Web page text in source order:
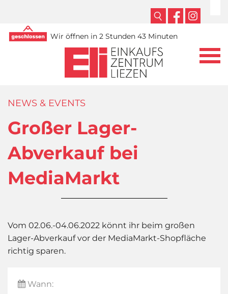
Wir öffnen in 2 Stunden 43 Minuten
NEWS & EVENTS
Großer Lager-
Abverkauf bei
MediaMarkt
Vom 02.06.-04.06.2022 könnt ihr beim großen
Lager-Abverkauf vor der MediaMarkt-Shopfläche
richtig sparen.
Wann: